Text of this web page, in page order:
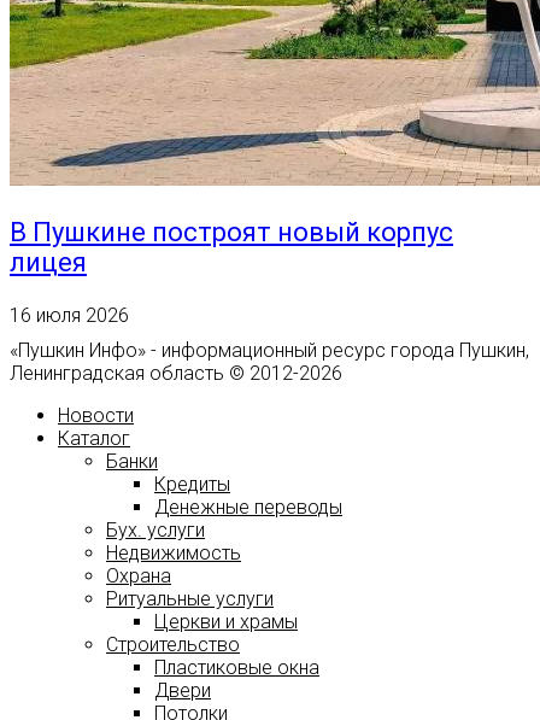
В Пушкине построят новый корпус
лицея
16 июля 2026
«Пушкин Инфо» - информационный ресурс города Пушкин,
Ленинградская область © 2012-2026
Новости
Каталог
Банки
Кредиты
Денежные переводы
Бух. услуги
Недвижимость
Охрана
Ритуальные услуги
Церкви и храмы
Строительство
Пластиковые окна
Двери
Потолки